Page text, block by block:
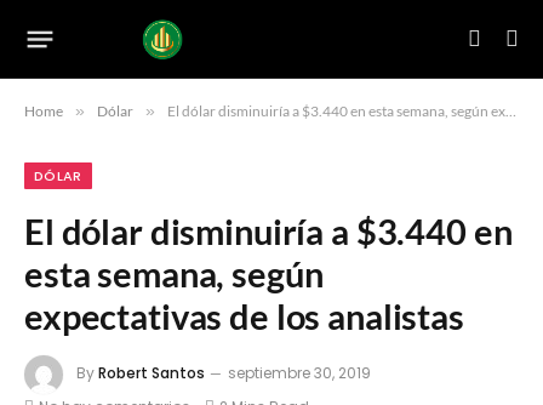
Home » Dólar » El dólar disminuiría a $3.440 en esta semana, según expectativas de los analistas
DÓLAR
El dólar disminuiría a $3.440 en
esta semana, según
expectativas de los analistas
ByRobert Santos
septiembre 30, 2019